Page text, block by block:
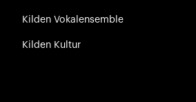
Kilden Vokalensemble
Kilden Kultur